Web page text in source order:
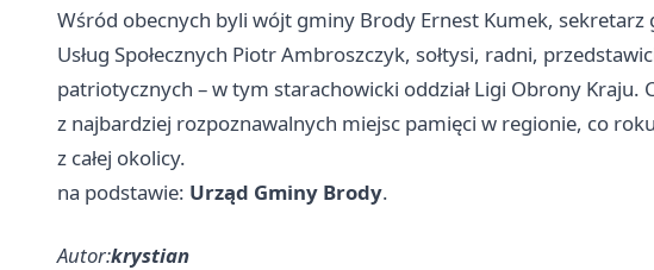
Wśród obecnych byli wójt gminy Brody Ernest Kumek, sekretarz
Usług Społecznych Piotr Ambroszczyk, sołtysi, radni,
patriotycznych – w tym starachowicki oddział Ligi Obrony
z najbardziej rozpoznawalnych miejsc pamięci w regionie, co
z całej okolicy.
na podstawie: Urząd Gminy Brody.
Autor:krystian